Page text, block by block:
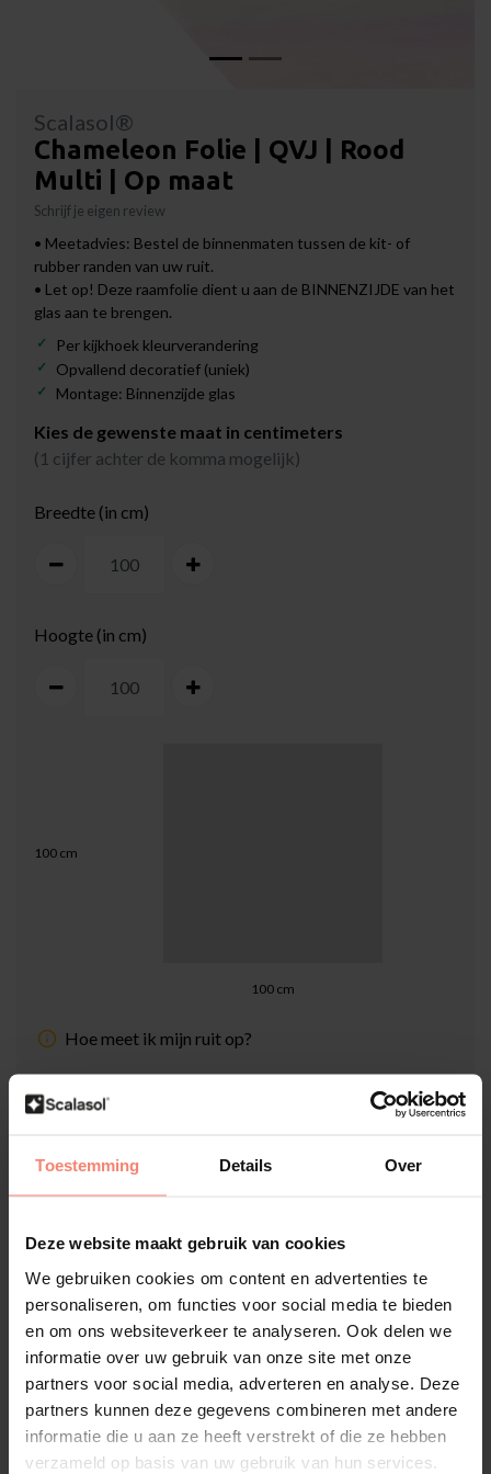
Toestemming Details Over
Deze website maakt gebruik van cookies
We gebruiken cookies om content en advertenties te
personaliseren, om functies voor social media te bieden
en om ons websiteverkeer te analyseren. Ook delen we
informatie over uw gebruik van onze site met onze
partners voor social media, adverteren en analyse. Deze
partners kunnen deze gegevens combineren met andere
informatie die u aan ze heeft verstrekt of die ze hebben
verzameld op basis van uw gebruik van hun services.
Scalasol®
Chameleon Folie | QVJ | Rood
Multi | Op maat
Schrijf je eigen review
• Meetadvies: Bestel de binnenmaten tussen de kit- of
rubber randen van uw ruit.
• Let op! Deze raamfolie dient u aan de BINNENZIJDE van het
glas aan te brengen.
Per kijkhoek kleurverandering
Opvallend decoratief (uniek)
Montage: Binnenzijde glas
Kies de gewenste maat in centimeters
(1 cijfer achter de komma mogelijk)
Breedte (in cm)
Hoogte (in cm)
100 cm
100 cm
Hoe meet ik mijn ruit op?
Totaalprijs (Incl. 21% BTW & Snijkosten):
€31,00
Inclusief Scalasol® ZekerMonteren Garantie
Levertijd: 1-3 werkdagen
Aantal - +
Hoge klantenbeoordeling: 4.6 van 5
Achteraf betaling mogelijk met Klarna
1-3 werkdagen levertijd